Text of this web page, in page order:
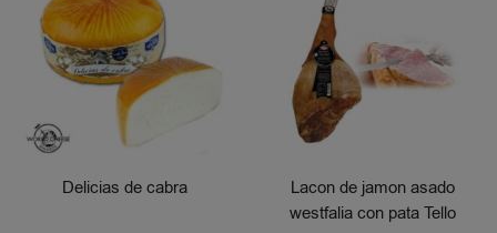
Delicias de cabra
Lacon de jamon asado
westfalia con pata Tello